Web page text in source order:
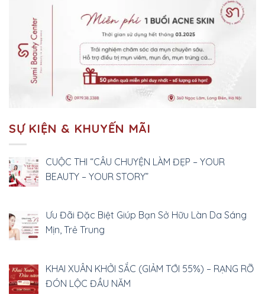
SỰ KIỆN & KHUYẾN MÃI
CUỘC THI “CÂU CHUYỆN LÀM ĐẸP – YOUR
BEAUTY – YOUR STORY”
Ưu Đãi Đặc Biệt Giúp Bạn Sở Hữu Làn Da Sáng
Mịn, Trẻ Trung
KHAI XUÂN KHỞI SẮC (GIẢM TỚI 55%) – RẠNG RỠ
ĐÓN LỘC ĐẦU NĂM